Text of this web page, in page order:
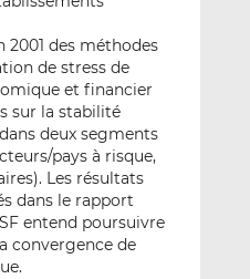
2001 des méthodes
de stress de
et financier
sur la stabilité
deux segments
pays à risque,
Les résultats
dans le rapport
entend poursuivre
convergence de